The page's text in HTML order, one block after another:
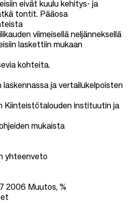
eivät kuulu kehitys- ja
tontit. Pääosa
viimeisellä neljänneksellä
laskettiin mukaan
kohteita.
ja vertailukelpoisten
Kiinteistötalouden instituutin ja
mukaista
yhteenveto
2006 Muutos, %